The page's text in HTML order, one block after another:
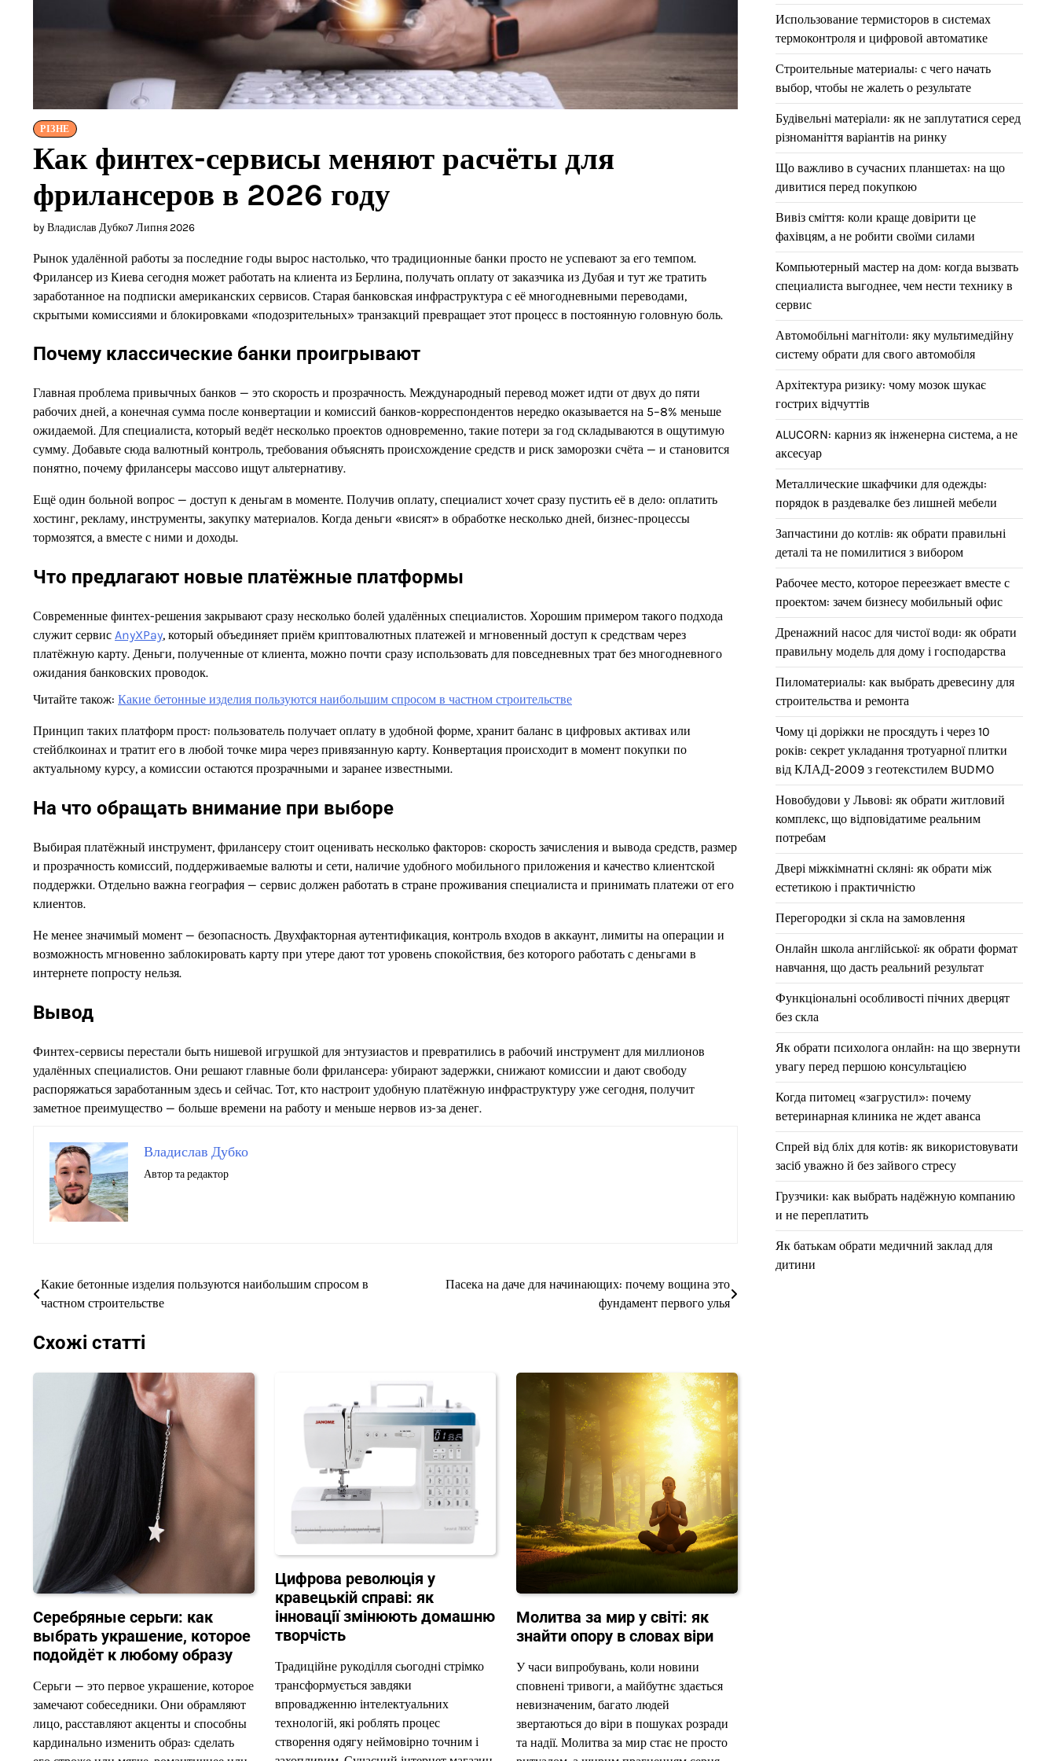
РІЗНЕ
Как финтех-сервисы меняют расчёты для
фрилансеров в 2026 году
by Владислав Дубко7 Липня 2026
Рынок удалённой работы за последние годы вырос настолько, что традиционные банки просто не успевают за его темпом.
Фрилансер из Киева сегодня может работать на клиента из Берлина, получать оплату от заказчика из Дубая и тут же тратить
заработанное на подписки американских сервисов. Старая банковская инфраструктура с её многодневными переводами,
скрытыми комиссиями и блокировками «подозрительных» транзакций превращает этот процесс в постоянную головную боль.
Почему классические банки проигрывают
Главная проблема привычных банков — это скорость и прозрачность. Международный перевод может идти от двух до пяти
рабочих дней, а конечная сумма после конвертации и комиссий банков-корреспондентов нередко оказывается на 5–8% меньше
ожидаемой. Для специалиста, который ведёт несколько проектов одновременно, такие потери за год складываются в ощутимую
сумму. Добавьте сюда валютный контроль, требования объяснять происхождение средств и риск заморозки счёта — и становится
понятно, почему фрилансеры массово ищут альтернативу.
Ещё один больной вопрос — доступ к деньгам в моменте. Получив оплату, специалист хочет сразу пустить её в дело: оплатить
хостинг, рекламу, инструменты, закупку материалов. Когда деньги «висят» в обработке несколько дней, бизнес-процессы
тормозятся, а вместе с ними и доходы.
Что предлагают новые платёжные платформы
Современные финтех-решения закрывают сразу несколько болей удалённых специалистов. Хорошим примером такого подхода
служит сервис AnyXPay, который объединяет приём криптовалютных платежей и мгновенный доступ к средствам через
платёжную карту. Деньги, полученные от клиента, можно почти сразу использовать для повседневных трат без многодневного
ожидания банковских проводок.
Читайте також: Какие бетонные изделия пользуются наибольшим спросом в частном строительстве
Принцип таких платформ прост: пользователь получает оплату в удобной форме, хранит баланс в цифровых активах или
стейблкоинах и тратит его в любой точке мира через привязанную карту. Конвертация происходит в момент покупки по
актуальному курсу, а комиссии остаются прозрачными и заранее известными.
На что обращать внимание при выборе
Выбирая платёжный инструмент, фрилансеру стоит оценивать несколько факторов: скорость зачисления и вывода средств, размер
и прозрачность комиссий, поддерживаемые валюты и сети, наличие удобного мобильного приложения и качество клиентской
поддержки. Отдельно важна география — сервис должен работать в стране проживания специалиста и принимать платежи от его
клиентов.
Не менее значимый момент — безопасность. Двухфакторная аутентификация, контроль входов в аккаунт, лимиты на операции и
возможность мгновенно заблокировать карту при утере дают тот уровень спокойствия, без которого работать с деньгами в
интернете попросту нельзя.
Вывод
Финтех-сервисы перестали быть нишевой игрушкой для энтузиастов и превратились в рабочий инструмент для миллионов
удалённых специалистов. Они решают главные боли фрилансера: убирают задержки, снижают комиссии и дают свободу
распоряжаться заработанным здесь и сейчас. Тот, кто настроит удобную платёжную инфраструктуру уже сегодня, получит
заметное преимущество — больше времени на работу и меньше нервов из-за денег.
Владислав Дубко
Автор та редактор
Навігація
записів
Какие бетонные изделия пользуются наибольшим спросом в
частном строительстве
Пасека на даче для начинающих: почему вощина это
фундамент первого улья
Схожі статті
Серебряные серьги: как
выбрать украшение, которое
подойдёт к любому образу
Серьги — это первое украшение, которое
замечают собеседники. Они обрамляют
лицо, расставляют акценты и способны
кардинально изменить образ: сделать
Цифрова революція у
кравецькій справі: як
інновації змінюють домашню
творчість
Традиційне рукоділля сьогодні стрімко
трансформується завдяки
впровадженню інтелектуальних
технологій, які роблять процес
створення одягу неймовірно точним і
Молитва за мир у світі: як
знайти опору в словах віри
У часи випробувань, коли новини
сповнені тривоги, а майбутнє здається
невизначеним, багато людей
звертаються до віри в пошуках розради
та надії. Молитва за мир стає не просто
Использование термисторов в системах
термоконтроля и цифровой автоматике
Строительные материалы: с чего начать
выбор, чтобы не жалеть о результате
Будівельні матеріали: як не заплутатися серед
різноманіття варіантів на ринку
Що важливо в сучасних планшетах: на що
дивитися перед покупкою
Вивіз сміття: коли краще довірити це
фахівцям, а не робити своїми силами
Компьютерный мастер на дом: когда вызвать
специалиста выгоднее, чем нести технику в
сервис
Автомобільні магнітоли: яку мультимедійну
систему обрати для свого автомобіля
Архітектура ризику: чому мозок шукає
гострих відчуттів
ALUCORN: карниз як інженерна система, а не
аксесуар
Металлические шкафчики для одежды:
порядок в раздевалке без лишней мебели
Запчастини до котлів: як обрати правильні
деталі та не помилитися з вибором
Рабочее место, которое переезжает вместе с
проектом: зачем бизнесу мобильный офис
Дренажний насос для чистої води: як обрати
правильну модель для дому і господарства
Пиломатериалы: как выбрать древесину для
строительства и ремонта
Чому ці доріжки не просядуть і через 10
років: секрет укладання тротуарної плитки
від КЛАД-2009 з геотекстилем BUDMO
Новобудови у Львові: як обрати житловий
комплекс, що відповідатиме реальним
потребам
Двері міжкімнатні скляні: як обрати між
естетикою і практичністю
Перегородки зі скла на замовлення
Онлайн школа англійської: як обрати формат
навчання, що дасть реальний результат
Функціональні особливості пічних дверцят
без скла
Як обрати психолога онлайн: на що звернути
увагу перед першою консультацією
Когда питомец «загрустил»: почему
ветеринарная клиника не ждет аванса
Спрей від бліх для котів: як використовувати
засіб уважно й без зайвого стресу
Грузчики: как выбрать надёжную компанию
и не переплатить
Як батькам обрати медичний заклад для
дитини